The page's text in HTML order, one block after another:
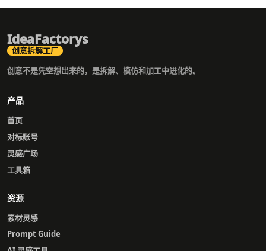
IdeaFactorys
创意拆解工厂
创意不是凭空想出来的，是拆解、模仿和加工中进化的。
产品
首页
对标账号
灵感广场
工具箱
资源
素材灵感
Prompt Guide